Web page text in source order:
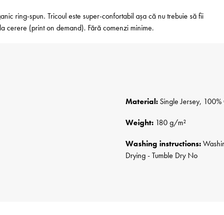
ring-spun. Tricoul este super-confortabil așa că nu trebuie să fii
cerere (print on demand). Fără comenzi minime.
Material:Single Jersey, 100%
Weight:180 g/m²
Washing instructions:
Drying - Tumble Dry No